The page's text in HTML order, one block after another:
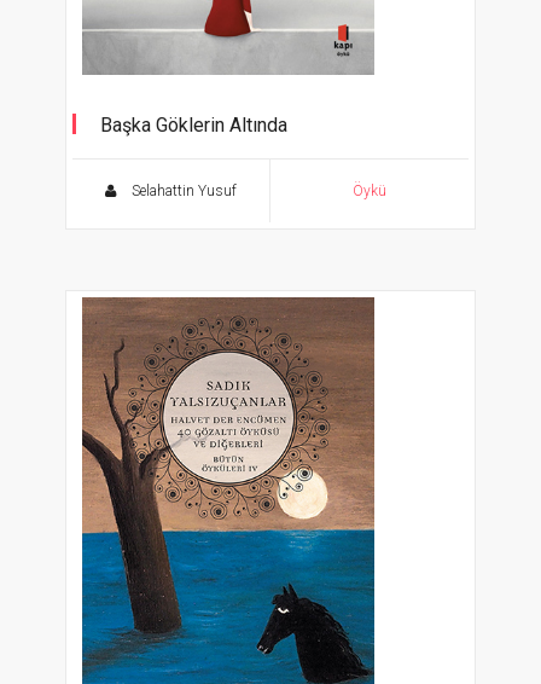
Başka Göklerin Altında
Selahattin Yusuf Öykü